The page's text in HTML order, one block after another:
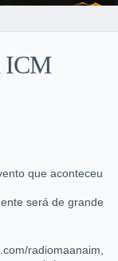
ICM
que aconteceu
será de grande
radiomaanaim,